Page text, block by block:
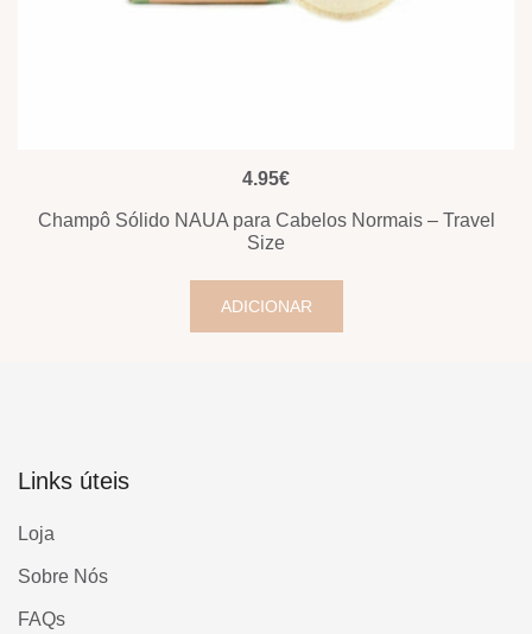
VISUALIZAÇÃO RÁPIDA
4.95€
Champô Sólido NAUA para Cabelos Normais – Travel
Size
ADICIONAR
Links úteis
Loja
Sobre Nós
FAQs